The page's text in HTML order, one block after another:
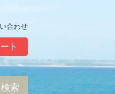
合わせ
ト